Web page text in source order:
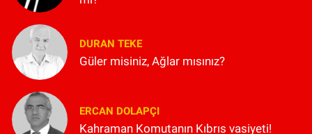
DURAN TEKE
Güler misiniz, Ağlar mısınız?
ERCAN DOLAPÇI
Kahraman Komutanın Kıbrıs vasiyeti!